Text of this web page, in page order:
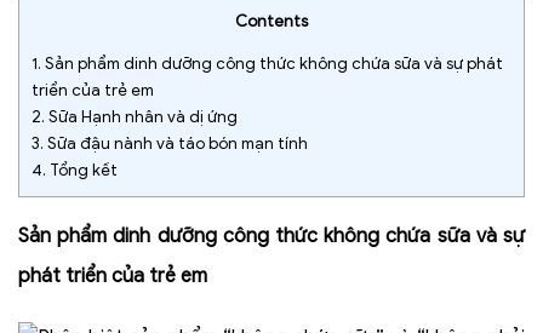
Contents
1. Sản phẩm dinh dưỡng công thức không chứa sữa và sự phát
triển của trẻ em
2. Sữa Hạnh nhân và dị ứng
3. Sữa đậu nành và táo bón mạn tính
4. Tổng kết
Sản phẩm dinh dưỡng công thức không chứa sữa và sự
phát triển của trẻ em